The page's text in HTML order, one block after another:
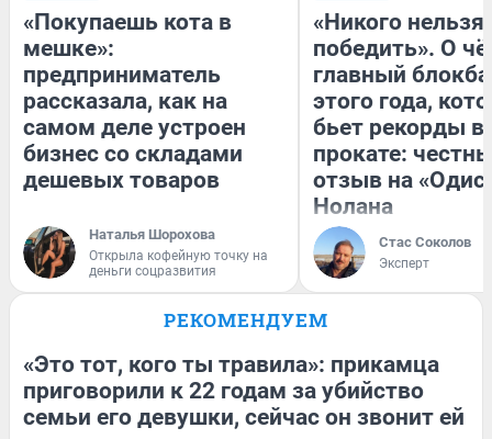
«Покупаешь кота в
мешке»:
предприниматель
рассказала, как на
самом деле устроен
бизнес со складами
дешевых товаров
Наталья Шорохова
Открыла кофейную точку на
деньги соцразвития
«Никого нельзя
победить». О
главный
этого года,
бьет рекорды в
прокате:
отзыв на
Нолана
Стас Соколов
Эксперт
РЕКОМЕНДУЕМ
«Это тот, кого ты травила»: прикамца
приговорили к 22 годам за убийство
семьи его девушки, сейчас он звонит ей